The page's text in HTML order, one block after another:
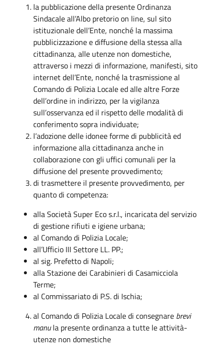
la pubblicazione della presente Ordinanza
Sindacale all’Albo pretorio on line, sul sito
istituzionale dell’Ente, nonché la massima
pubblicizzazione e diffusione della stessa alla
cittadinanza, alle utenze non domestiche,
attraverso i mezzi di informazione, manifesti, sito
internet dell’Ente, nonché la trasmissione al
Comando di Polizia Locale ed alle altre Forze
dell’ordine in indirizzo, per la vigilanza
sull’osservanza ed il rispetto delle modalità di
conferimento sopra individuate;
l’adozione delle idonee forme di pubblicità ed
informazione alla cittadinanza anche in
collaborazione con gli uffici comunali per la
diffusione del presente provvedimento;
di trasmettere il presente provvedimento, per
quanto di competenza:
alla Società Super Eco s.r.l., incaricata del servizio
di gestione rifiuti e igiene urbana;
al Comando di Polizia Locale;
all’Ufficio III Settore LL. PP.;
al sig. Prefetto di Napoli;
alla Stazione dei Carabinieri di Casamicciola
Terme;
al Commissariato di P.S. di Ischia;
al Comando di Polizia Locale di consegnare brevi
manula presente ordinanza a tutte le attività-
utenze non domestiche